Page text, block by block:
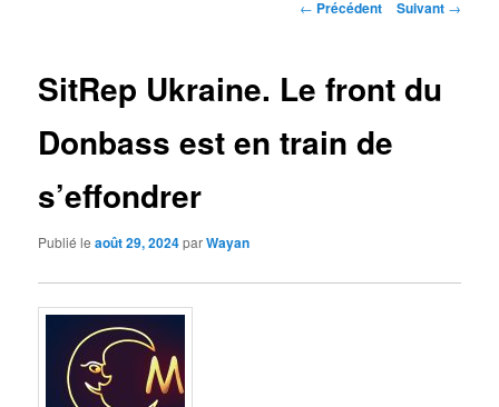
Navigation
← Précédent Suivant →
SitRep Ukraine. Le front du
Donbass est en train de
s’effondrer
Publié leaoût 29, 2024parWayan